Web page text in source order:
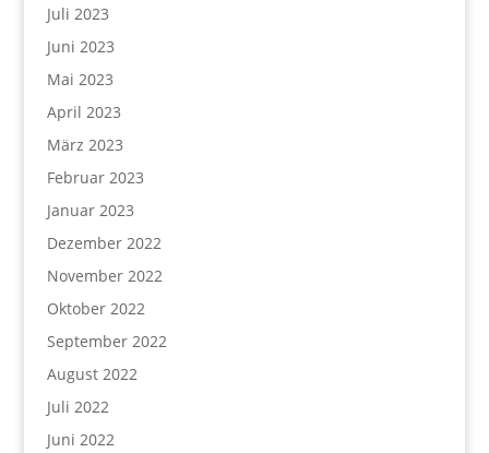
Juli 2023
Juni 2023
Mai 2023
April 2023
März 2023
Februar 2023
Januar 2023
Dezember 2022
November 2022
Oktober 2022
September 2022
August 2022
Juli 2022
Juni 2022